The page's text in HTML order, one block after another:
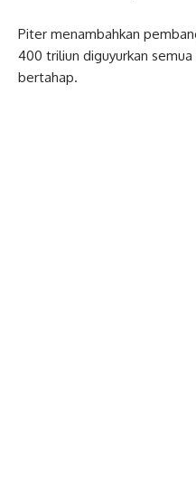
Piter menambahkan
400 triliun diguyurkan
bertahap.